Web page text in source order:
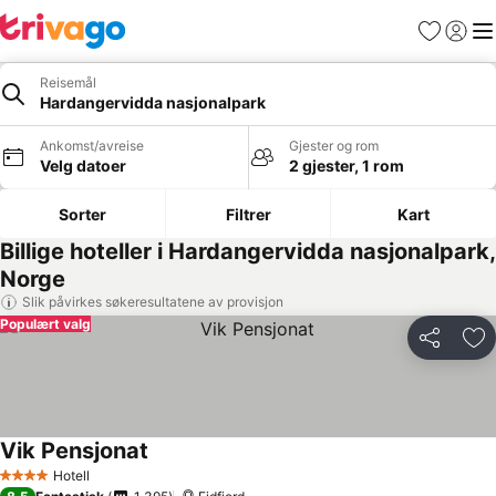
Favoritter
Logg
Reisemål
Hardangervidda nasjonalpark
Ankomst/avreise
Velg datoer
Gjester og rom
2 gjester, 1 rom
Sorter Filtrer Kart
Billige hoteller i Hardangervidda nasjonalpark,
Norge
Slik påvirkes søkeresultatene av provisjon
Del
Populært valg
4 StjernerHotell
Vik Pensjonat